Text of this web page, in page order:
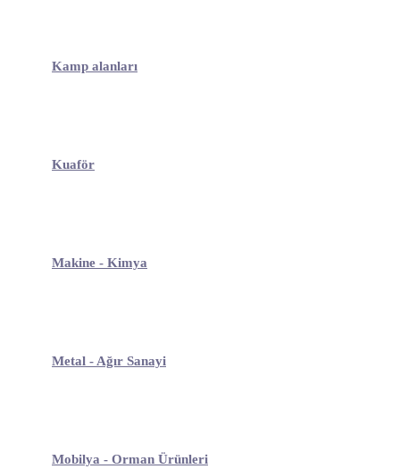
Kamp alanları
Kuaför
Makine - Kimya
Metal - Ağır Sanayi
Mobilya - Orman Ürünleri